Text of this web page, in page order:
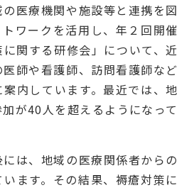
医療機関や施設等と連携を図
ワークを活用し、年２回開催
関する研修会」について、近
師や看護師、訪問看護師など
内しています。最近では、地
が40人を超えるようになって
は、地域の医療関係者からの
ます。その結果、褥瘡対策に